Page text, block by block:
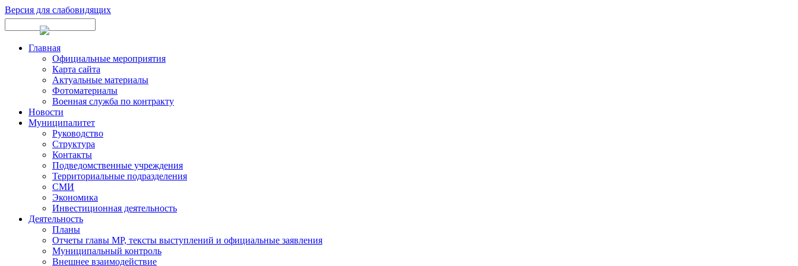
Версия для слабовидящих
Главная
Официальные мероприятия
Карта сайта
Актуальные материалы
Фотоматериалы
Военная служба по контракту
Новости
Муниципалитет
Руководство
Структура
Контакты
Подведомственные учреждения
Территориальные подразделения
СМИ
Экономика
Инвестиционная деятельность
Деятельность
Планы
Отчеты главы МР, тексты выступлений и официальные заявления
Муниципальный контроль
Внешнее взаимодействие